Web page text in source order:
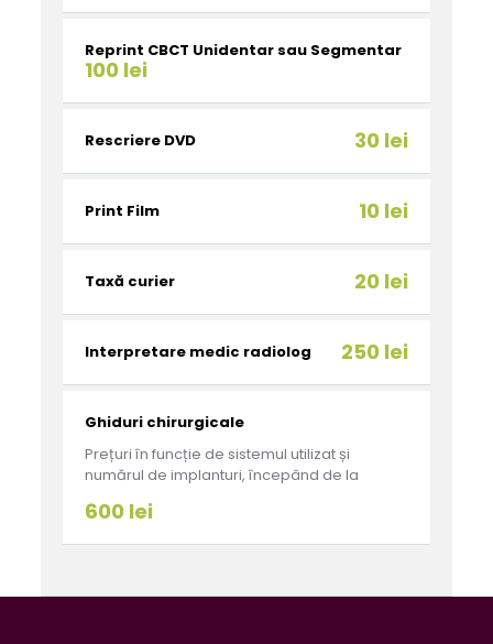
Reprint CBCT Unidentar sau Segmentar
100 lei
Rescriere DVD 30 lei
Print Film 10 lei
Taxă curier 20 lei
Interpretare medic radiolog 250 lei
Ghiduri chirurgicale
Prețuri în funcție de sistemul utilizat și
numărul de implanturi, începând de la
600 lei